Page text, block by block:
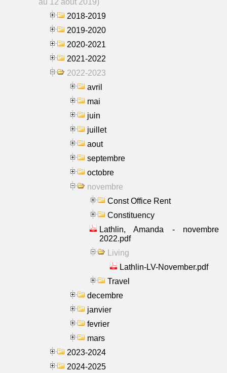
2018-2019
2019-2020
2020-2021
2021-2022
2022-2023
avril
mai
juin
juillet
aout
septembre
octobre
novembre
Const Office Rent
Constituency
Lathlin, Amanda - novembre
2022.pdf
Living
Lathlin-LV-November.pdf
Travel
decembre
janvier
fevrier
mars
2023-2024
2024-2025